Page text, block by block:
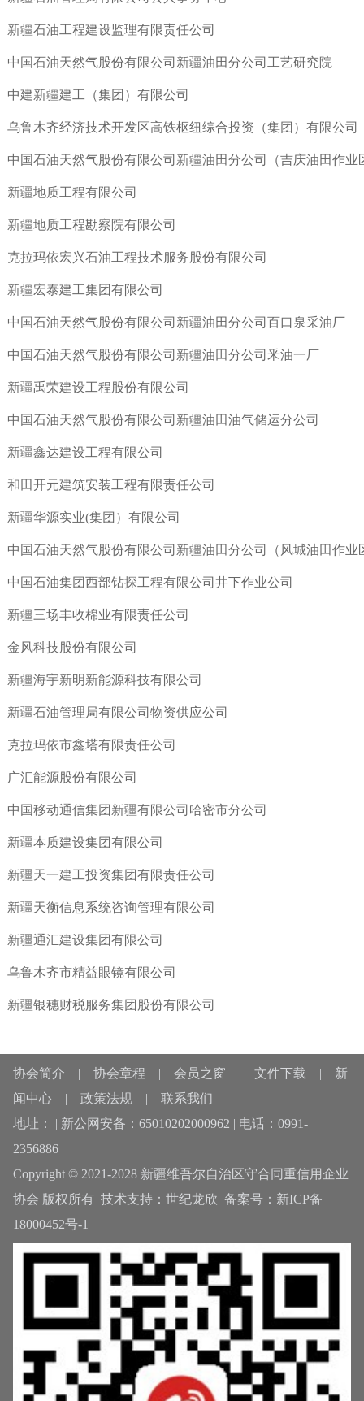
新疆石油工程建设监理有限责任公司
中国石油天然气股份有限公司新疆油田分公司工艺研究院
中建新疆建工（集团）有限公司
乌鲁木齐经济技术开发区高铁枢纽综合投资（集团）有限公司
中国石油天然气股份有限公司新疆油田分公司（吉庆油田作业
新疆地质工程有限公司
新疆地质工程勘察院有限公司
克拉玛依宏兴石油工程技术服务股份有限公司
新疆宏泰建工集团有限公司
中国石油天然气股份有限公司新疆油田分公司百口泉采油厂
中国石油天然气股份有限公司新疆油田分公司釆油一厂
新疆禹荣建设工程股份有限公司
中国石油天然气股份有限公司新疆油田油气储运分公司
新疆鑫达建设工程有限公司
和田开元建筑安装工程有限责任公司
新疆华源实业(集团）有限公司
中国石油天然气股份有限公司新疆油田分公司（风城油田作业
中国石油集团西部钻探工程有限公司井下作业公司
新疆三场丰收棉业有限责任公司
金风科技股份有限公司
新疆海宇新明新能源科技有限公司
新疆石油管理局有限公司物资供应公司
克拉玛依市鑫塔有限责任公司
广汇能源股份有限公司
中国移动通信集团新疆有限公司哈密市分公司
新疆本质建设集团有限公司
新疆天一建工投资集团有限责任公司
新疆天衡信息系统咨询管理有限公司
新疆通汇建设集团有限公司
乌鲁木齐市精益眼镜有限公司
新疆银穗财税服务集团股份有限公司
协会简介 | 协会章程 | 会员之窗 | 文件下载 | 新
闻中心| 政策法规| 联系我们
地址： | 新公网安备：65010202000962 | 电话：0991-
2356886
Copyright © 2021-2028 新疆维吾尔自治区守合同重信用企业
协会 版权所有 技术支持： 世纪龙欣 备案号： 新ICP备
18000452号-1